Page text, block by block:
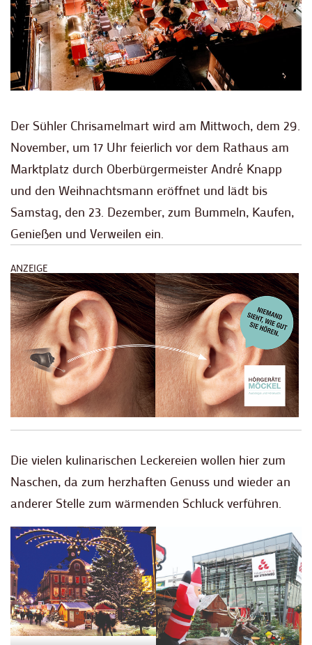
Der Sühler Chrisamelmart wird am Mittwoch, dem 29.
November, um 17 Uhr feierlich vor dem Rathaus am
Marktplatz durch Oberbürgermeister André Knapp
und den Weihnachtsmann eröffnet und lädt bis
Samstag, den 23. Dezember, zum Bummeln, Kaufen,
Genießen und Verweilen ein.
ANZEIGE
Die vielen kulinarischen Leckereien wollen hier zum
Naschen, da zum herzhaften Genuss und wieder an
anderer Stelle zum wärmenden Schluck verführen.